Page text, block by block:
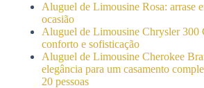
Aluguel de Limousine Rosa: arrase
ocasião
Aluguel de Limousine Chrysler 300
conforto e sofisticação
Aluguel de Limousine Cherokee
elegância para um casamento
20 pessoas